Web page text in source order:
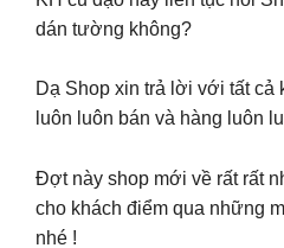
dán tường không?
Dạ Shop xin trả lời với tất cả
luôn luôn bán và hàng luôn
Đợt này shop mới về rất rất
cho khách điểm qua những
nhé !